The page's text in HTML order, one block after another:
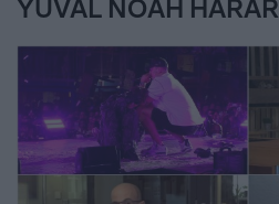
YUVAL NOAH HARARI